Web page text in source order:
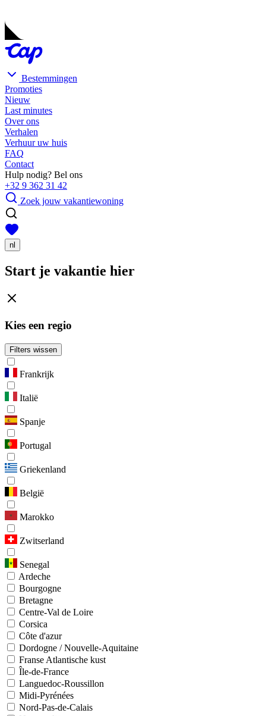
Bestemmingen
Promoties
Nieuw
Last minutes
Over ons
Verhalen
Verhuur uw huis
FAQ
Contact
Hulp nodig? Bel ons
+32 9 362 31 42
Zoek jouw vakantiewoning
nl
Start je vakantie hier
Kies een regio
Filters wissen
Frankrijk
Italië
Spanje
Portugal
Griekenland
België
Marokko
Zwitserland
Senegal
Ardeche
Bourgogne
Bretagne
Centre-Val de Loire
Corsica
Côte d'azur
Dordogne / Nouvelle-Aquitaine
Franse Atlantische kust
Île-de-France
Languedoc-Roussillon
Midi-Pyrénées
Nord-Pas-de-Calais